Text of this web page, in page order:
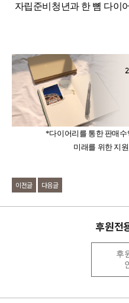
자립준비청년과 한 뼘 다이
*다이어리를 통한 판매
미래를 위한 지
이전글 다음글
후원전
후